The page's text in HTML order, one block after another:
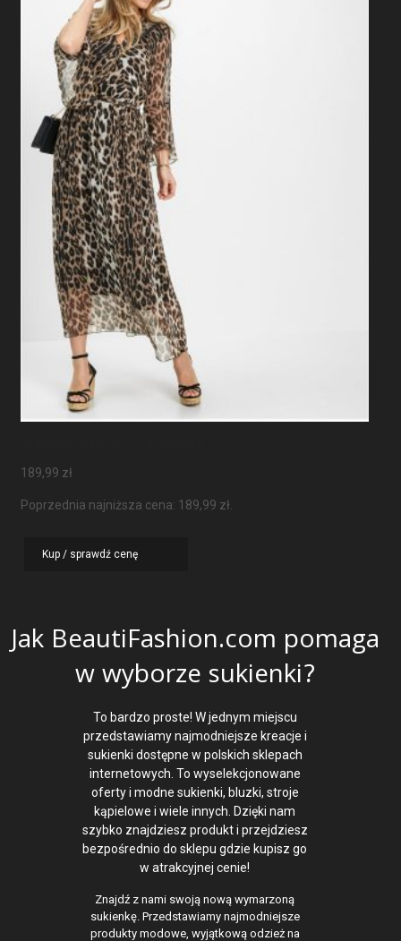
189,99 zł
Poprzednia najniższa cena: 189,99 zł
Kup / sprawdź cenę
Jak BeautiFashion.com pomaga
w wyborze sukienki?
To bardzo proste! W jednym miejscu
przedstawiamy najmodniejsze kreacje i
sukienki dostępne w polskich sklepach
internetowych. To wyselekcjonowane
oferty i modne sukienki, bluzki, stroje
kąpielowe i wiele innych. Dzięki nam
szybko znajdziesz produkt i przejdziesz
bezpośrednio do sklepu gdzie kupisz go
w atrakcyjnej cenie!
Znajdź z nami swoją nową wymarzoną
sukienkę. Przedstawiamy najmodniejsze
produkty modowe, wyjątkową odzież na